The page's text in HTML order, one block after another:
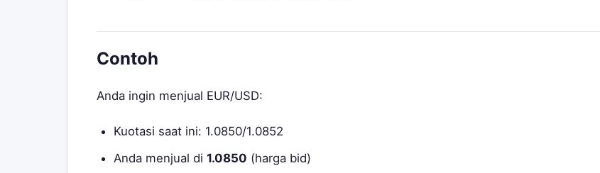
Contoh
Anda ingin menjual EUR/USD:
Kuotasi saat ini: 1.0850/1.0852
Anda menjual di 1.0850 (harga bid)